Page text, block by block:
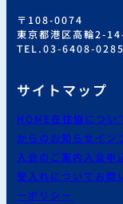
〒108-0074
東京都港区高輪2-
TEL.03-6408-
サイトマップ
HOME在住協につい
からのお知らせイン
入会のご案内 入会申
受入れについて お問
ーポリシー